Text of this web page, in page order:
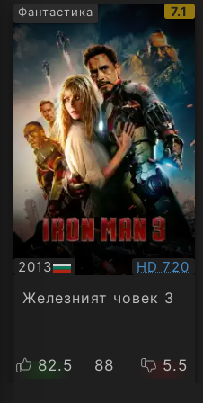
Фантастика
IMDb
7.1
2013
БГ
аудио
Качество:
HD 720
Железният човек 3
82.5 88 5.5